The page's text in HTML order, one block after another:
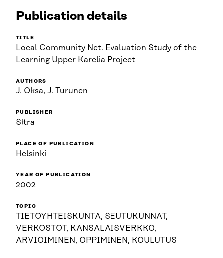
Publication details
TITLE
Local Community Net. Evaluation Study of the
Learning Upper Karelia Project
AUTHORS
J. Oksa, J. Turunen
PUBLISHER
Sitra
PLACE OF PUBLICATION
Helsinki
YEAR OF PUBLICATION
2002
TOPIC
TIETOYHTEISKUNTA, SEUTUKUNNAT,
VERKOSTOT, KANSALAISVERKKO,
ARVIOIMINEN, OPPIMINEN, KOULUTUS